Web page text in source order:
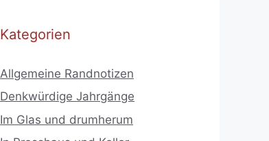
Kategorien
Allgemeine Randnotizen
Denkwürdige Jahrgänge
Im Glas und drumherum